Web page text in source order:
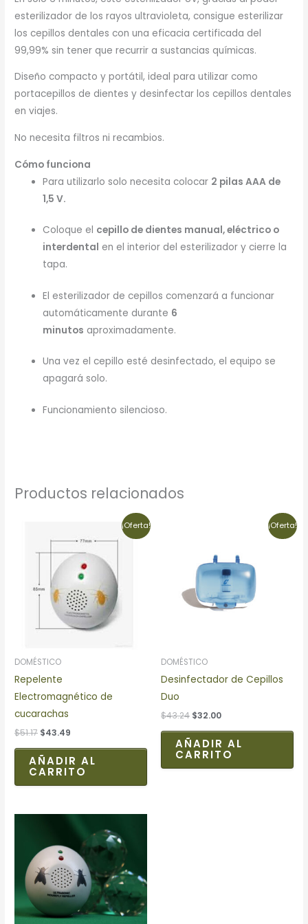
esterilizador de los rayos ultravioleta, consigue esterilizar
los cepillos dentales con una eficacia certificada del
99,99% sin tener que recurrir a sustancias químicas.
Diseño compacto y portátil, ideal para utilizar como
portacepillos de dientes y desinfectar los cepillos dentales
en viajes.
No necesita filtros ni recambios.
Cómo funciona
Para utilizarlo solo necesita colocar 2 pilas AAA de
1,5 V.
Coloque el cepillo de dientes manual, eléctrico o
interdental en el interior del esterilizador y cierre la
tapa.
El esterilizador de cepillos comenzará a funcionar
automáticamente durante 6
minutos aproximadamente.
Una vez el cepillo esté desinfectado, el equipo se
apagará solo.
Funcionamiento silencioso.
Productos relacionados
¡Oferta!
DOMÉSTICO
Repelente
Electromagnético de
cucarachas
$51.17
original
era:
$51.17.
$43.49
actual
es:
$43.49.
AÑADIR AL
CARRITO
¡Oferta!
DOMÉSTICO
Desinfectador de Cepillos
Duo
$43.24
$43.24.
$32.00
$32.00.
AÑADIR AL
CARRITO